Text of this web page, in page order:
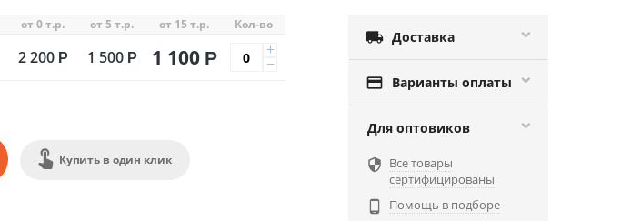
от 0 т.р. от 5 т.р. от 15 т.р. Кол-во
2 200 Р 1 500 Р 1 100 Р +
−
Купить в один клик
 Доставка
 Варианты оплаты
Для оптовиков
 Все товары
сертифицированы

Помощь в подборе